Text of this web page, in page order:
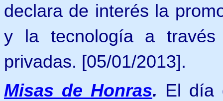
declara de interés la
y la tecnología a
privadas. [05/01/2013].
Misas de Honras. El día